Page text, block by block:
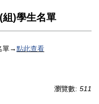
組)學生名單
單→點此查看
瀏覽數: 511